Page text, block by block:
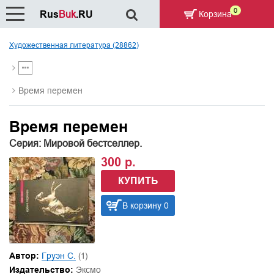
Художественная литература (28862)
Время перемен
Время перемен
Серия: Мировой бестселлер.
300 р.
КУПИТЬ
В корзину 0
Автор: Груэн С. (1)
Издательство: Эксмо
RusBuk.RU Корзина 0